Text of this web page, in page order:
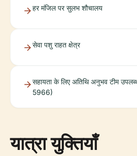
हर मंजिल पर सुलभ शौचालय
सेवा पशु राहत क्षेत्र
सहायता के लिए अतिथि अनुभव टीम
5966)
यात्रा युक्तियाँ